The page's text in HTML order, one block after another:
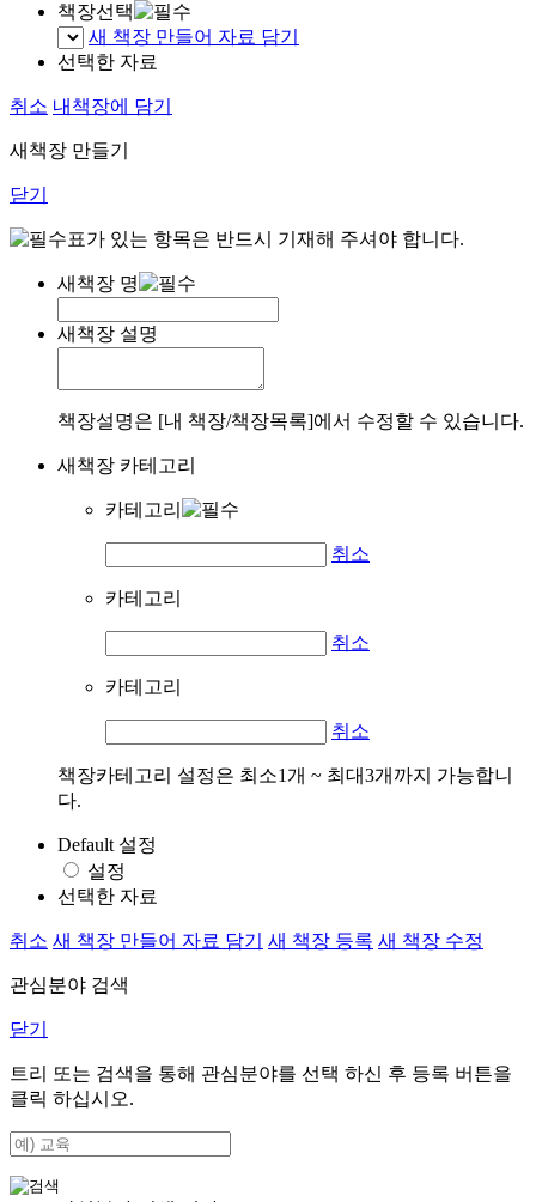
책장선택
새 책장 만들어 자료 담기
선택한 자료
취소 내책장에 담기
새책장 만들기
닫기
표가 있는 항목은 반드시 기재해 주셔야 합니다.
새책장 명
새책장 설명
책장설명은 [내 책장/책장목록]에서 수정할 수 있습니다.
새책장 카테고리
카테고리
취소
카테고리
취소
카테고리
취소
책장카테고리 설정은 최소1개 ~ 최대3개까지 가능합니
다.
Default 설정
설정
선택한 자료
취소 새 책장 만들어 자료 담기 새 책장 등록 새 책장 수정
관심분야 검색
닫기
트리 또는 검색을 통해 관심분야를 선택 하신 후 등록 버튼을
클릭 하십시오.